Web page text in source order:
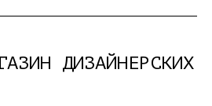
ДИЗАЙНЕРСКИХ